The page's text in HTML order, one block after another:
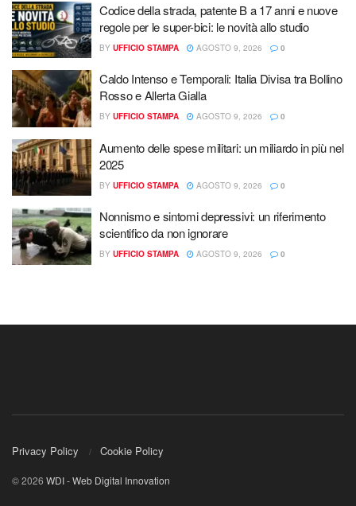
Codice della strada, patente B a 17 anni e nuove
regole per le super-bici: le novità allo studio
BY UFFICIO STAMPA AGOSTO 9, 2026 0
Caldo Intenso e Temporali: Italia Divisa tra Bollino
Rosso e Allerta Gialla
BY UFFICIO STAMPA AGOSTO 9, 2026 0
Aumento delle spese militari: un miliardo in più nel
2025
BY UFFICIO STAMPA AGOSTO 9, 2026 0
Nonnismo e sintomi depressivi: un riferimento
scientifico da non ignorare
BY UFFICIO STAMPA AGOSTO 9, 2026 0
Privacy Policy Cookie Policy
© 2026 WDI - Web Digital Innovation